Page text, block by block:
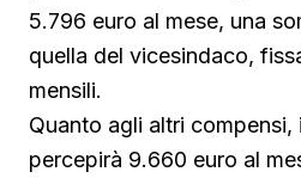
5.796 euro al mese, una
quella del vicesindaco,
mensili.
Quanto agli altri compensi,
percepirà 9.660 euro al